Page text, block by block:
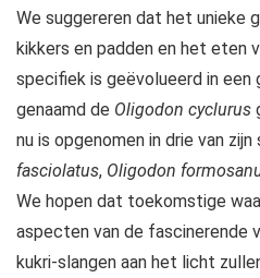
We suggereren dat het unieke
kikkers en padden en het eten
specifiek is geëvolueerd in een
genaamd de Oligodon cyclurus
nu is opgenomen in drie van zijn
fasciolatus, Oligodon
We hopen dat toekomstige
aspecten van de fascinerende
kukri-slangen aan het licht